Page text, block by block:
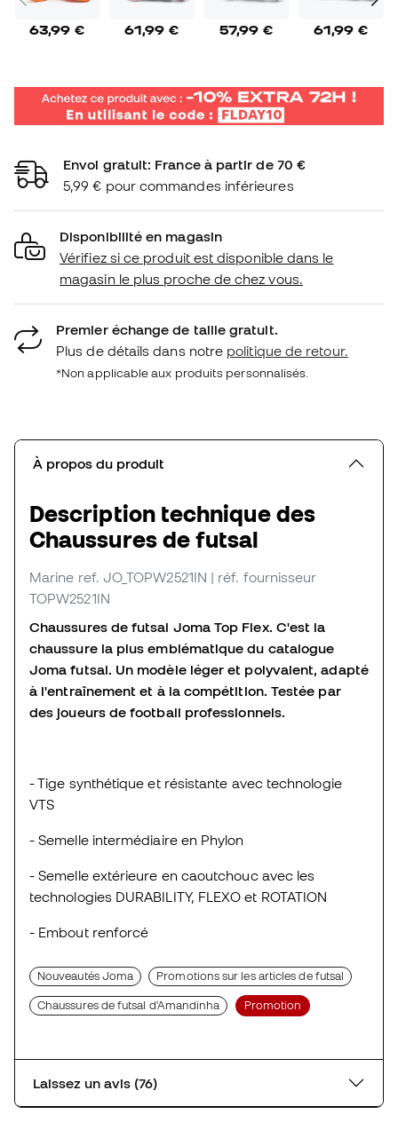
63,99 € 61,99 € 57,99 € 61,99 €
Envoi gratuit: France à partir de 70 €
5,99 € pour commandes inférieures
Disponibilité en magasin
Vérifiez si ce produit est disponible dans le
magasin le plus proche de chez vous.
Premier échange de taille gratuit.
Plus de détails dans notre politique de retour.
*Non applicable aux produits personnalisés.
À propos du produit
Description technique des
Chaussures de futsal
Marine ref. JO_TOPW2521IN | réf. fournisseur
TOPW2521IN
Chaussures de futsal Joma Top Flex. C'est la
chaussure la plus emblématique du catalogue
Joma futsal. Un modèle léger et polyvalent, adapté
à l'entraînement et à la compétition. Testée par
des joueurs de football professionnels.
- Tige synthétique et résistante avec technologie
VTS
- Semelle intermédiaire en Phylon
- Semelle extérieure en caoutchouc avec les
technologies DURABILITY, FLEXO et ROTATION
- Embout renforcé
Nouveautés Joma Promotions sur les articles de futsal
Chaussures de futsal d'Amandinha Promotion
Laissez un avis (76)